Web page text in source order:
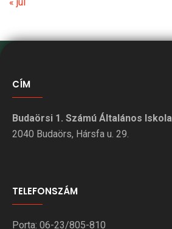
CÍM
Budaörsi 1. Számú Általános Iskola
2040 Budaörs, Hársfa u. 29.
TELEFONSZÁM
Porta: 06-23/805-810